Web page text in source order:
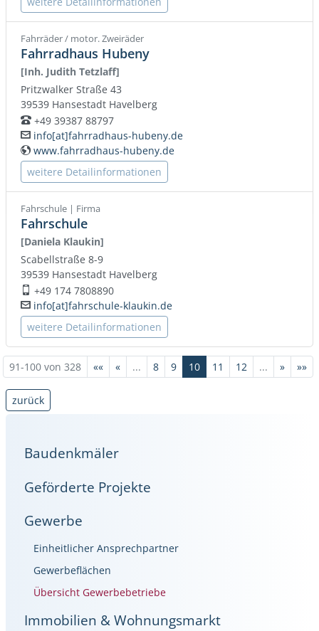
Fahrräder / motor. Zweiräder
Fahrradhaus Hubeny
[Inh. Judith Tetzlaff]
Pritzwalker Straße 43
39539 Hansestadt Havelberg
Telefon:
+49 39387 88797
E-Mail:
info[at]fahrradhaus-hubeny.de
WWW:
www.fahrradhaus-hubeny.de
weitere Detailinformationen
Fahrschule | Firma
Fahrschule
[Daniela Klaukin]
Scabellstraße 8-9
39539 Hansestadt Havelberg
Mobil:
+49 174 7808890
E-Mail:
info[at]fahrschule-klaukin.de
weitere Detailinformationen
91-100 von 328 «« « ... 8 9 10 11 12 ... » »»
zurück
Baudenkmäler
Geförderte Projekte
Gewerbe
Einheitlicher Ansprechpartner
Gewerbeflächen
Übersicht Gewerbebetriebe
Immobilien & Wohnungsmarkt